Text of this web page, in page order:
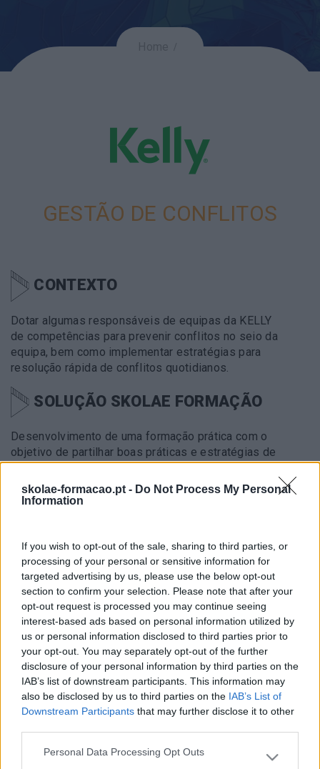
skolae-formacao.pt - Do Not Process My Personal
Information
If you wish to opt-out of the sale, sharing to third parties, or
processing of your personal or sensitive information for
targeted advertising by us, please use the below opt-out
section to confirm your selection. Please note that after your
opt-out request is processed you may continue seeing
interest-based ads based on personal information utilized by
us or personal information disclosed to third parties prior to
your opt-out. You may separately opt-out of the further
disclosure of your personal information by third parties on the
IAB’s list of downstream participants. This information may
also be disclosed by us to third parties on the IAB’s List of
Downstream Participants that may further disclose it to other
Please note that this website/app uses one or more Google
Personal Data Processing Opt Outs
GESTÃO DE CONFLITOS
CONTEXTO
Dotar algumas responsáveis de equipas da KELLY
de competências para prevenir conflitos no seio da
equipa, bem como implementar estratégias para
resolução rápida de conflitos quotidianos.
SOLUÇÃO SKOLAE FORMAÇÃO
Desenvolvimento de uma formação prática com o
objetivo de partilhar boas práticas e estratégias de
comunicação assertiva e eficaz focadas na
resolução de situações melindrosas e de conflito.
Discutir e trabalhar sobre os Princípios para a
METODOLOGIA
Metodologia assente em role plays, recorrendo a
cenários profissionais variados e que possam ser
semelhantes às situações de conflito que possam
surgir nas organizações.
IMPACTO OBTIDO
Equipa com mais competências comunicacionais,
estratégias de resolução de conflito.